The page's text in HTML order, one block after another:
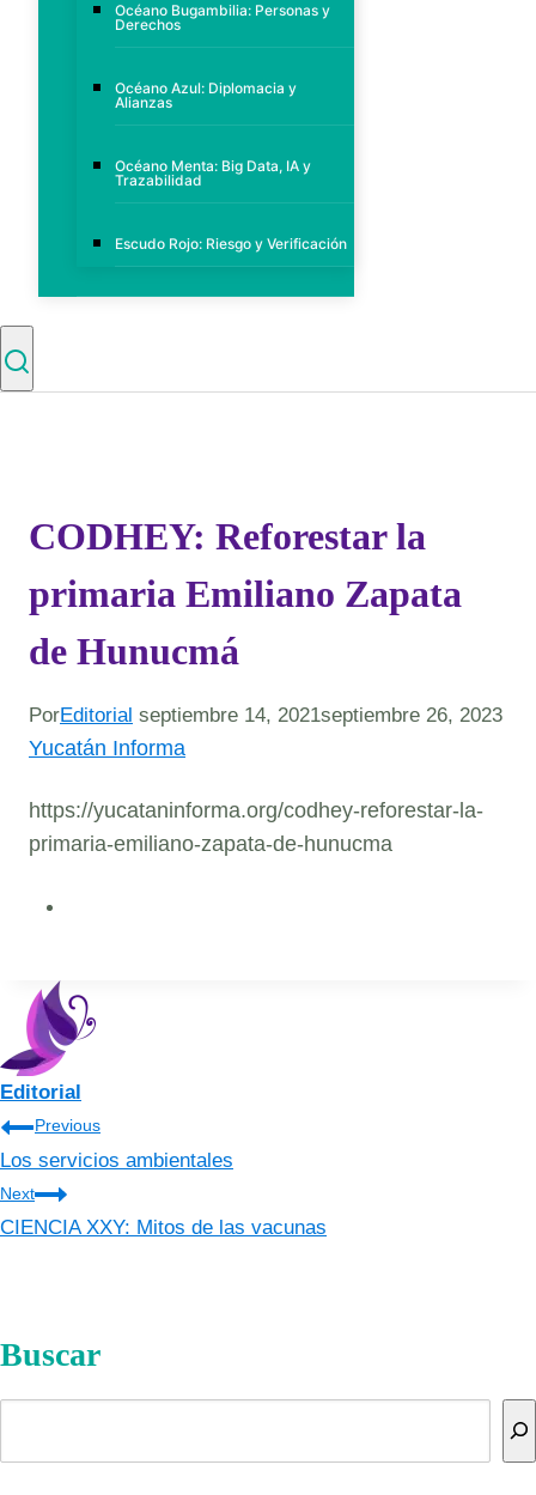
Océano Bugambilia: Personas y
Derechos
Océano Azul: Diplomacia y
Alianzas
Océano Menta: Big Data, IA y
Trazabilidad
Escudo Rojo: Riesgo y Verificación
CODHEY: Reforestar la
primaria Emiliano Zapata
de Hunucmá
PorEditorial septiembre 14, 2021septiembre 26, 2023
Yucatán Informa
https://yucataninforma.org/codhey-reforestar-la-
primaria-emiliano-zapata-de-hunucma
Editorial
Navegación
de
entradas
Previous
Los servicios ambientales
Next
CIENCIA XXY: Mitos de las vacunas
Buscar